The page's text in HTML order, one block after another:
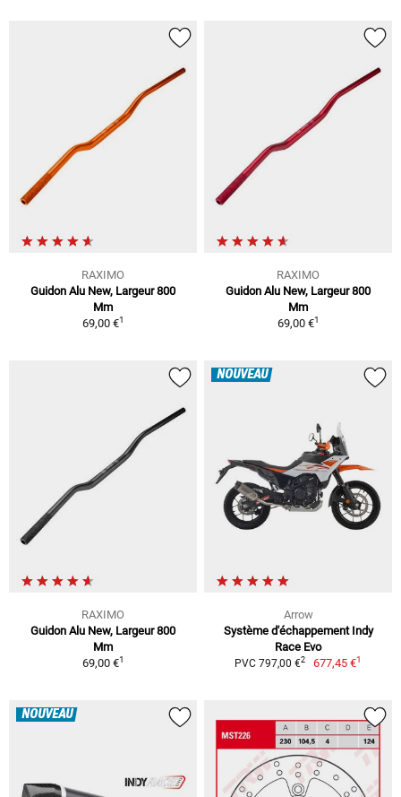
RAXIMO
Guidon Alu New, Largeur 800
Mm
69,00 €1
RAXIMO
Guidon Alu New, Largeur 800
Mm
69,00 €1
RAXIMO
Guidon Alu New, Largeur 800
Mm
69,00 €1
NOUVEAU
Arrow
Système d'échappement Indy
Race Evo
PVC 797,00 €2 677,45 €1
NOUVEAU